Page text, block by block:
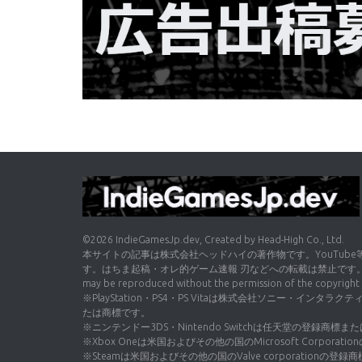
©2026 IndieGamesJp.dev, Created by Head-High Co., Ltd.
本サイトの記事は株式会社ヘッドハイの著作物です。YouTube
す。はちま起稿・オレ的ゲーム速報 刃などへの転載は禁止で
may be reproduced without the permission of the copyright
※PlayStation・PS4・PS Vitaは株式会社ソニー・インタラクテ
たは商標です。
※ニンテンドー3DS・Nintendo Switchは任天堂の登録商標また
※Xbox Oneは米国およびその他の国のMicrosoft Corporation
※Steamは米国およびその他の国のValve corporationの登録商